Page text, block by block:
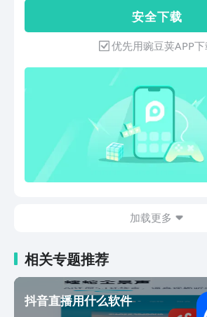
费！ 视频合并&视频
视频片段，制作一个
视频，不损坏视频质量
剪切 剪辑剪切视频到
出高清视频。 视频拆
分割视频为小片段，
视频调速 全新快慢放
镜效果的同时，调整
频速度，让视频更有
度，记录特别时刻。
安 全 下 载
优先用豌豆荚APP下
加载更多
相关专题推荐
抖音直播用什么软件